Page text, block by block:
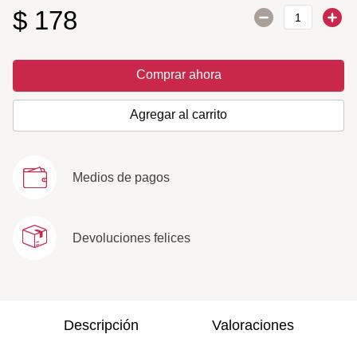
$ 178
Comprar ahora
Agregar al carrito
Medios de pagos
Devoluciones felices
Descripción Valoraciones